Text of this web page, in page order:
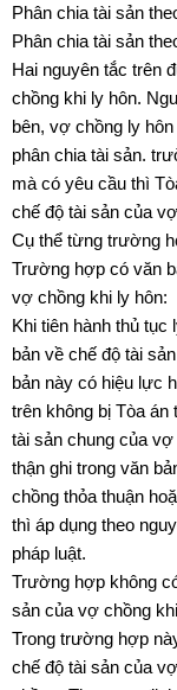
Phân chia tài sản
Phân chia tài sản
Hai nguyên tắc trên
chồng khi ly hôn.
bên, vợ chồng ly
phân chia tài sản.
mà có yêu cầu thì
chế độ tài sản của
Cụ thể từng trường
Trường hợp có văn
vợ chồng khi ly hôn:
Khi tiên hành thủ tục
bản về chế độ tài
bản này có hiệu lực
trên không bị Tòa án
tài sản chung của
thận ghi trong văn
chồng thỏa thuận
thì áp dụng theo
pháp luật.
Trường hợp không
sản của vợ chồng
Trong trường hợp
chế độ tài sản của